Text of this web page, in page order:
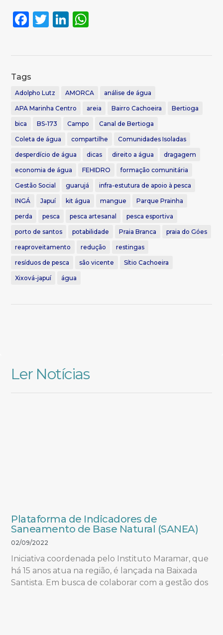
F
c
b
o
o
k
T
it
Li
k
n
a
p
p
Tags
Adolpho Lutz AMORCA análise de água
APA Marinha Centro areia Bairro Cachoeira Bertioga
bica BS-173 Campo Canal de Bertioga
Coleta de água compartilhe Comunidades Isoladas
desperdício de água dicas direito a água dragagem
economia de água FEHIDRO formação comunitária
Gestão Social guarujá infra-estutura de apoio à pesca
INGÁ Japuí kit água mangue Parque Prainha
perda pesca pesca artesanal pesca esportiva
porto de santos potabilidade Praia Branca praia do Góes
reaproveitamento redução restingas
resíduos de pesca são vicente Sítio Cachoeira
Xixová-japuí água
Ler Notícias
Plataforma de Indicadores de
Saneamento de Base Natural (SANEA)
02/09/2022
Iniciativa coordenada pelo Instituto Maramar, que
há 15 anos atua na região, é lançada na Baixada
Santista. Em busca de colaborar com a gestão dos